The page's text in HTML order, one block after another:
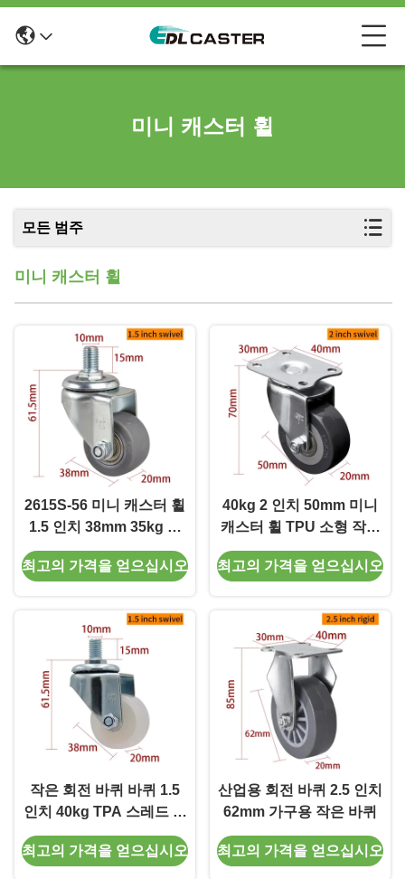
미니 캐스터 휠
모든 범주
미니 캐스터 휠
2615S-56 미니 캐스터 휠
1.5 인치 38mm 35kg 스
레드 의자 캐스터
최고의 가격을 얻으십시오
40kg 2 인치 50mm 미니
캐스터 휠 TPU 소형 작은
캐스터 262P-76
최고의 가격을 얻으십시오
작은 회전 바퀴 바퀴 1.5
인치 40kg TPA 스레드 바
퀴 바퀴 2615S-23
최고의 가격을 얻으십시오
산업용 회전 바퀴 2.5 인치
62mm 가구용 작은 바퀴
최고의 가격을 얻으십시오